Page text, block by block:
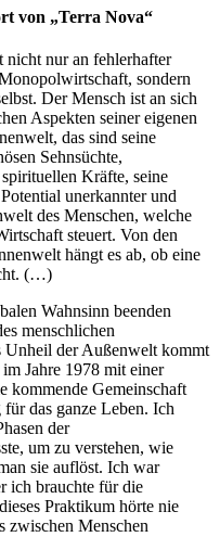
von „Terra Nova“
nicht nur an fehlerhafter
sondern
Der Mensch ist an sich
Aspekten seiner eigenen
das sind seine
Sehnsüchte,
Kräfte, seine
unerkannter und
des Menschen, welche
steuert. Von den
hängt es ab, ob eine
(…)
Wahnsinn beenden
menschlichen
Unheil der Außenwelt kommt
Jahre 1978 mit einer
kommende Gemeinschaft
das ganze Leben. Ich
der
um zu verstehen, wie
sie auflöst. Ich war
ich brauchte für die
Praktikum hörte nie
zwischen Menschen